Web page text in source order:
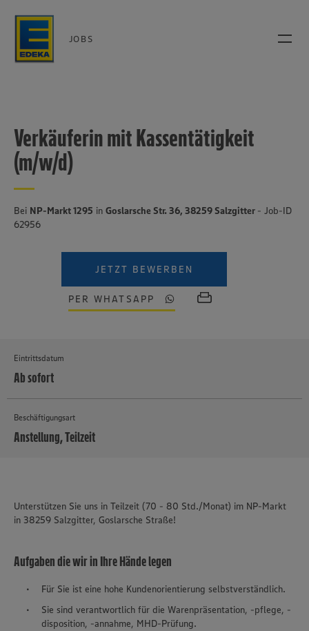
JOBS
Verkäuferin mit Kassentätigkeit
(m/w/d)
Bei NP-Markt 1295 in Goslarsche Str. 36, 38259 Salzgitter - Job-ID
62956
JETZT BEWERBEN
PER WHATSAPP
Eintrittsdatum
Ab sofort
Beschäftigungsart
Anstellung, Teilzeit
Unterstützen Sie uns in Teilzeit (70 - 80 Std./Monat) im NP-Markt
in 38259 Salzgitter, Goslarsche Straße!
Aufgaben die wir in Ihre Hände legen
Für Sie ist eine hohe Kundenorientierung selbstverständlich.
Sie sind verantwortlich für die Warenpräsentation, -pflege, -
disposition, -annahme, MHD-Prüfung.